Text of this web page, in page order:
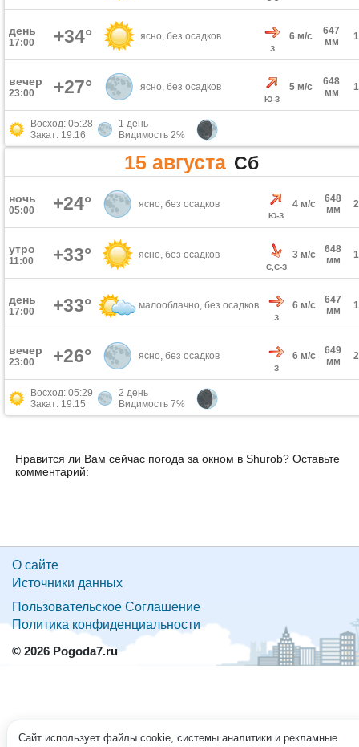
день
17:00 +34° ясно, без осадков
З
6 м/с
647
мм
вечер
23:00 +27° ясно, без осадков
Ю-З
5 м/с
648
мм
Восход: 05:28
Закат: 19:16
1 день
Видимость 2%
15 августа Сб
ночь
05:00 +24° ясно, без осадков
Ю-З
4 м/с
648
мм
утро
11:00 +33° ясно, без осадков
С,С-З
3 м/с
648
мм
день
17:00 +33° малооблачно, без осадков
З
6 м/с
647
мм
вечер
23:00 +26° ясно, без осадков
З
6 м/с
649
мм
Восход: 05:29
Закат: 19:15
2 день
Видимость 7%
Нравится ли Вам сейчас погода за окном в Shurob? Оставьте
комментарий:
О сайте
Источники данных
Пользовательское Соглашение
Политика конфиденциальности
© 2026 Pogoda7.ru
Сайт использует файлы cookie, системы аналитики и рекламные